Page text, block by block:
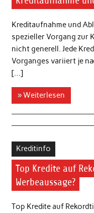
Kreditaufnahme und
spezieller Vorgang zur
nicht generell. Jede
Vorganges variiert je
[…]
» Weiterlesen
Kreditinfo
Top Kredite auf
Werbeaussage?
Top Kredite auf